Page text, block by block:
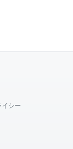
シー